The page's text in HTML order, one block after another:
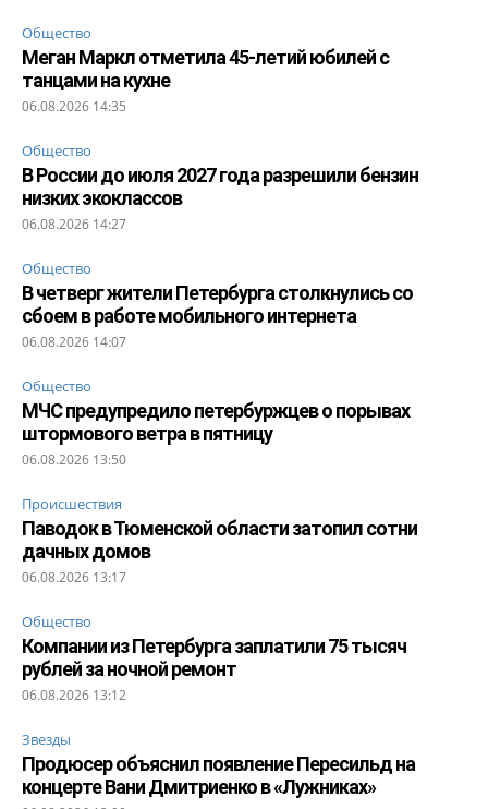
Общество
Меган Маркл отметила 45-летий юбилей с
танцами на кухне
06.08.2026 14:35
Общество
В России до июля 2027 года разрешили бензин
низких экоклассов
06.08.2026 14:27
Общество
В четверг жители Петербурга столкнулись со
сбоем в работе мобильного интернета
06.08.2026 14:07
Общество
МЧС предупредило петербуржцев о порывах
штормового ветра в пятницу
06.08.2026 13:50
Происшествия
Паводок в Тюменской области затопил сотни
дачных домов
06.08.2026 13:17
Общество
Компании из Петербурга заплатили 75 тысяч
рублей за ночной ремонт
06.08.2026 13:12
Звезды
Продюсер объяснил появление Пересильд на
концерте Вани Дмитриенко в «Лужниках»